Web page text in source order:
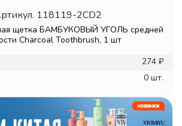
118119-2CD2
щетка БАМБУКОВЫЙ УГОЛЬ средней
Charcoal Toothbrush, 1 шт
274 ₽
0 шт.